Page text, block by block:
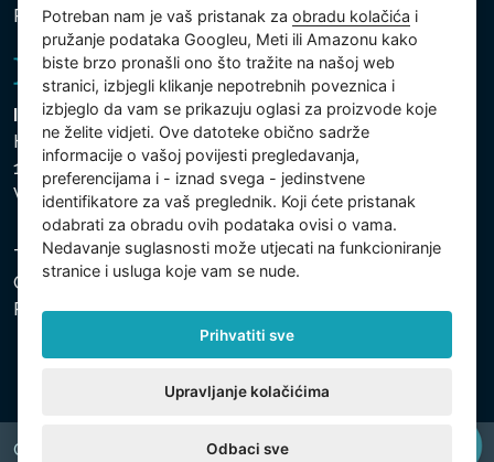
Postavke koilačića
Intex Trading, s.r.o.
Hradecká 2526/3
130 00 Praha 3
Vinohrady - Česká republika
Tvrtka je registrirana pri Općinskom sudu u Pragu, Odjel
C, uložak 74759. Identifikacijski broj tvrtke: 26150808,
Porezni identifikacijski broj: CZ26150808.
Copyright © 2026 INTEX TRADING s.r.o. All rights reserved.
Potreban nam je vaš pristanak zaobradu kolačića i
pružanje podataka Googleu, Meti ili Amazonu kako
biste brzo pronašli ono što tražite na našoj web
stranici, izbjegli klikanje nepotrebnih poveznica i
izbjeglo da vam se prikazuju oglasi za proizvode koje
ne želite vidjeti. Ove datoteke obično sadrže
informacije o vašoj povijesti pregledavanja,
preferencijama i - iznad svega - jedinstvene
identifikatore za vaš preglednik. Koji ćete pristanak
odabrati za obradu ovih podataka ovisi o vama.
Nedavanje suglasnosti može utjecati na funkcioniranje
stranice i usluga koje vam se nude.
Prihvatiti sve
Upravljanje kolačićima
Odbaci sve